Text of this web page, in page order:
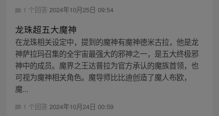
1 个回答 2024年10月25日 09:54
龙珠超五大魔神
在龙珠相关设定中，提到的魔神有魔神德米古拉，他是龙
神萨拉玛召集的全宇宙最强大的邪神之一，是五大终极邪
神中的成员。魔界之王达普拉为官方承认的魔族首领，也
可视为魔神相关角色。魔导师比比迪创造了魔人布欧，
魔...
1 个回答 2024年10月24日 00:59